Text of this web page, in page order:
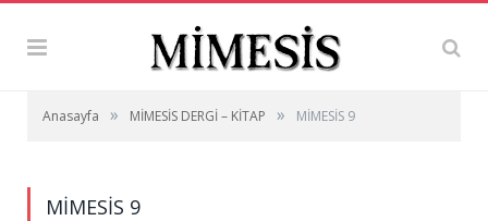
Anasayfa » MİMESİS DERGİ – KİTAP » MİMESİS 9
MİMESİS 9